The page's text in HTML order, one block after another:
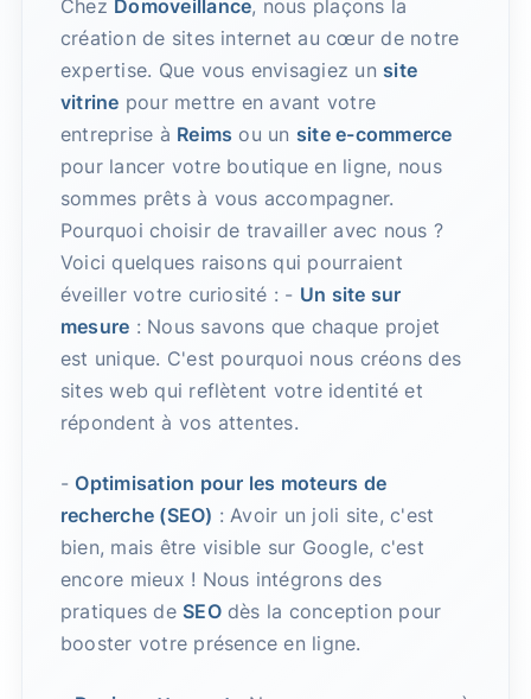
Chez Domoveillance, nous plaçons la
création de sites internet au cœur de notre
expertise. Que vous envisagiez un site
vitrine pour mettre en avant votre
entreprise à Reims ou un site e-commerce
pour lancer votre boutique en ligne, nous
sommes prêts à vous accompagner.
Pourquoi choisir de travailler avec nous ?
Voici quelques raisons qui pourraient
éveiller votre curiosité : - Un site sur
mesure : Nous savons que chaque projet
est unique. C'est pourquoi nous créons des
sites web qui reflètent votre identité et
répondent à vos attentes.
- Optimisation pour les moteurs de
recherche (SEO) : Avoir un joli site, c'est
bien, mais être visible sur Google, c'est
encore mieux ! Nous intégrons des
pratiques de SEOdès la conception pour
booster votre présence en ligne.